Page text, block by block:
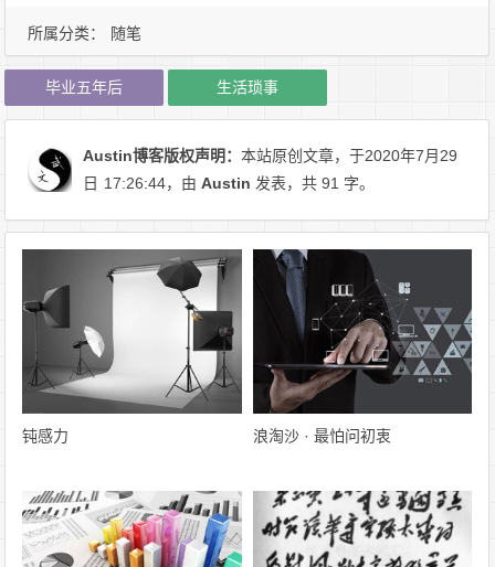
所属分类： 随笔
毕业五年后 生活琐事
Austin博客版权声明：本站原创文章，于2020年7月29
日 17:26:44，由Austin 发表，共 91 字。
钝感力 浪淘沙 · 最怕问初衷